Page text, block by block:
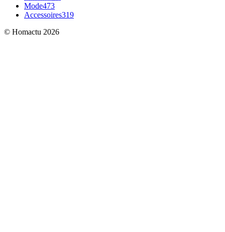
Mode473
Accessoires319
© Homactu 2026